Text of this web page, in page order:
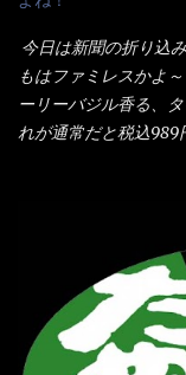
することに風味と辛
全体に馴染ませるた
ないかぁ～ モヤシ
りづらい！（緑豆モ
だよ） それに細ス
韮の緑と卵の黄色も相
感・・・懐かしい～
みたら、これが凄く
当たりだね） 今回新
味しさとダイソーの
度認識できました。
今日は新聞の折り込
もはファミレスかよ
ーリーバジル香る、
れが通常だと税込
に行っても同じメニ
近は、ステーキガス
くて） しかし最近の
ア担当は2人程度し
ネル！！ 凄いよな